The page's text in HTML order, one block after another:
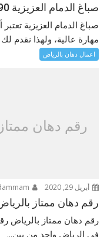
صباغ الدمام العزيزية 0546355790
صباغ الدمام العزيزية
مهارة عالية، ولهذا نقدم
اعمال دهان بالرياض
رقم دهان ممتاز
أبريل 29, 2020
رقم دهان ممتاز بالرياض
رقم دهان ممتاز بالرياض
في الرياض واحد من بين...